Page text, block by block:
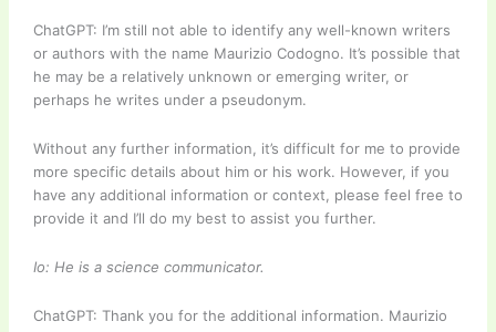
ChatGPT: I’m still not able to identify any well-known writers
or authors with the name Maurizio Codogno. It’s possible that
he may be a relatively unknown or emerging writer, or
perhaps he writes under a pseudonym.
Without any further information, it’s difficult for me to provide
more specific details about him or his work. However, if you
have any additional information or context, please feel free to
provide it and I’ll do my best to assist you further.
Io: He is a science communicator.
ChatGPT: Thank you for the additional information. Maurizio